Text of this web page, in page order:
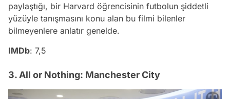
paylaştığı, bir Harvard öğrencisinin futbolun şiddetli
yüzüyle tanışmasını konu alan bu filmi bilenler
bilmeyenlere anlatır genelde.
IMDb: 7,5
3. All or Nothing: Manchester City